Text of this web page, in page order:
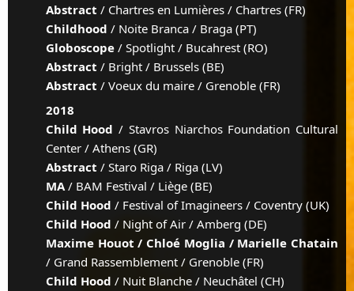
Abstract / Chartres en Lumières / Chartres (FR)
Childhood / Noite Branca / Braga (PT)
Globoscope / Spotlight / Bucahrest (RO)
Abstract / Bright / Brussels (BE)
Abstract / Voeux du maire / Grenoble (FR)
2018
Child Hood/ Stavros Niarchos Foundation Cultural
Center / Athens (GR)
Abstract / Staro Riga / Riga (LV)
MA/ BAM Festival / Liège (BE)
Child Hood / Festival of Imagineers / Coventry (UK)
Child Hood / Night of Air / Amberg (DE)
Maxime Houot / Chloé Moglia / Marielle Chatain
/ Grand Rassemblement / Grenoble (FR)
Child Hood / Nuit Blanche / Neuchâtel (CH)